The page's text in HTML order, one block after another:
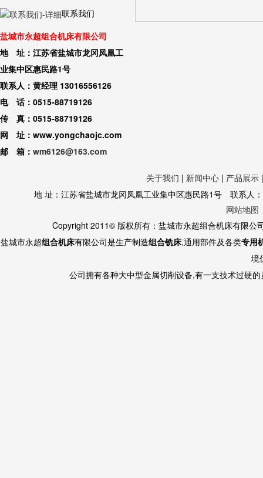
联系我们
盐城市永超组合机床有限公司
地 址：江苏省盐城市龙冈凤凰工
业集中区惠民路1号
联系人：黄经理 13016556126
电 话：0515-88719126
传 真：0515-88719126
网 址：www.yongchaojc.com
邮 箱： wm6126@163.com
关于我们 | 新闻中心 | 产品展示
地 址：江苏省盐城市龙冈凤凰工业集中区惠民路1号 联系
网站地图
Copyright 2011© 版权所有：盐城市永超组合机床有限
盐城市永超组合机床有限公司是生产制造组合铣床,通用部件及各类专用
境
公司拥有各种大中型金属切削设备,有一支技术过硬